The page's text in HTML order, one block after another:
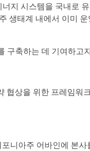
지 시스템을 국내로
생태계 내에서 이미
구축하는 데 기여하고
협상을 위한 프레임워
니아주 어바인에 본